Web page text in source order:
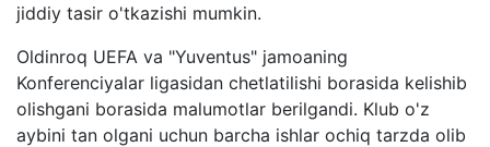
jiddiy tasir o'tkazishi mumkin.
Oldinroq UEFA va "Yuventus" jamoaning
Konferenciyalar ligasidan chetlatilishi borasida kelishib
olishgani borasida malumotlar berilgandi. Klub o'z
aybini tan olgani uchun barcha ishlar ochiq tarzda olib